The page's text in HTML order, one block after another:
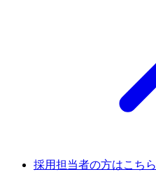
採用担当者の方はこちら